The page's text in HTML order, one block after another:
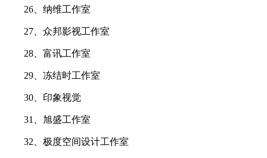
26、纳维工作室
27、众邦影视工作室
28、富讯工作室
29、冻结时工作室
30、印象视觉
31、旭盛工作室
32、极度空间设计工作室